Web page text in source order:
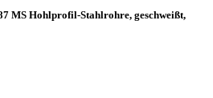
MS Hohlprofil-Stahlrohre, geschweißt,